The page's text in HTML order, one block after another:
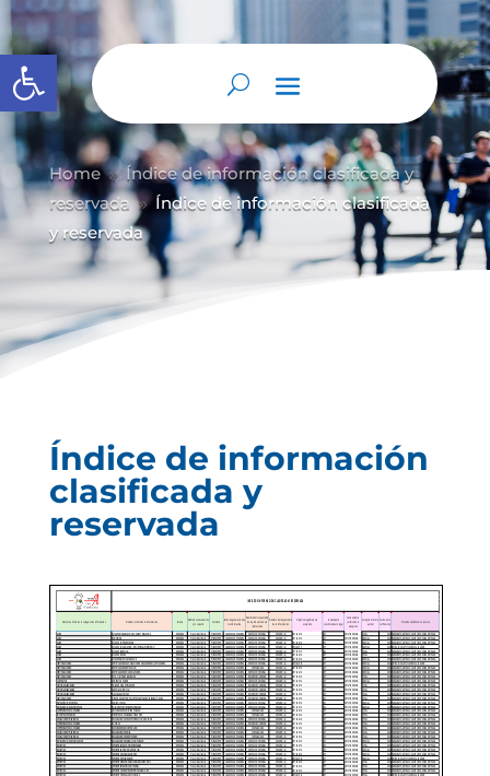
Abrir barra de herramientas
Home 9 Índice de información clasificada y
reservada 9 Índice de información clasificada
y reservada
Índice de información
clasificada y
reservada